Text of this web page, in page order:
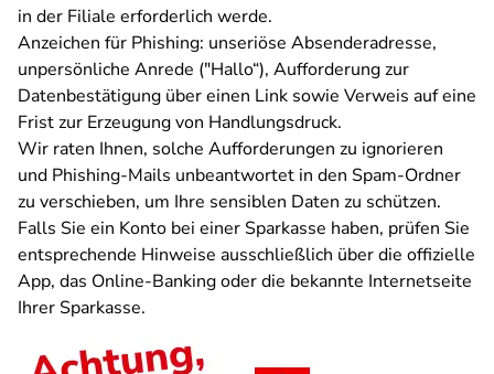
in der Filiale erforderlich werde.
Anzeichen für Phishing: unseriöse Absenderadresse,
unpersönliche Anrede ("Hallo“), Aufforderung zur
Datenbestätigung über einen Link sowie Verweis auf eine
Frist zur Erzeugung von Handlungsdruck.
Wir raten Ihnen, solche Aufforderungen zu ignorieren
und Phishing-Mails unbeantwortet in den Spam-Ordner
zu verschieben, um Ihre sensiblen Daten zu schützen.
Falls Sie ein Konto bei einer Sparkasse haben, prüfen Sie
entsprechende Hinweise ausschließlich über die offizielle
App, das Online-Banking oder die bekannte Internetseite
Ihrer Sparkasse.